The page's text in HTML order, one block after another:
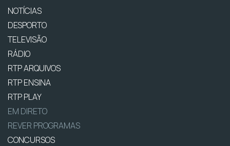
NOTÍCIAS
DESPORTO
TELEVISÃO
RÁDIO
RTP ARQUIVOS
RTP ENSINA
RTP PLAY
EM DIRETO
REVER PROGRAMAS
CONCURSOS